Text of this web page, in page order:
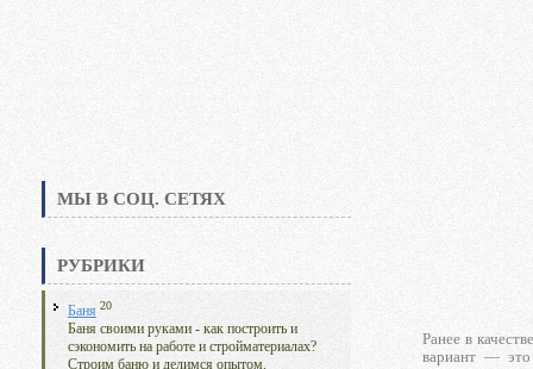
МЫ В СОЦ. СЕТЯХ
РУБРИКИ
Баня 20
Баня своими руками - как построить и
сэкономить на работе и стройматериалах?
Строим баню и делимся опытом.
Ранее в
вариант —